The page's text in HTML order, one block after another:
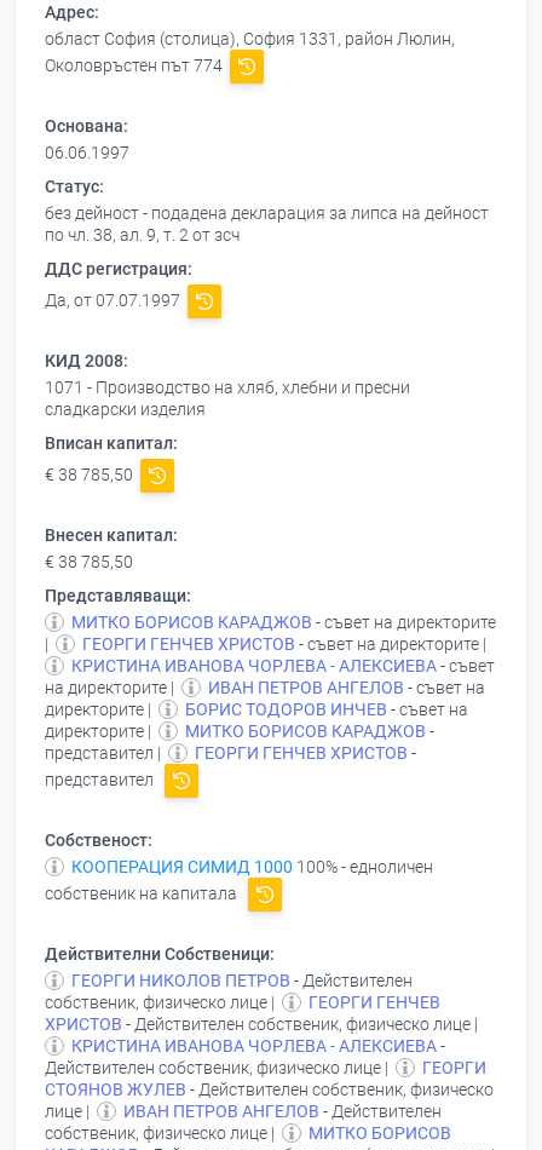
Адрес:
област София (столица), София 1331, район Люлин,
Околовръстен път 774
Основана:
06.06.1997
Статус:
без дейност - подадена декларация за липса на дейност
по чл. 38, ал. 9, т. 2 от зсч
ДДС регистрация:
Да, от 07.07.1997
КИД 2008:
1071 - Производство на хляб, хлебни и пресни
сладкарски изделия
Вписан капитал:
€ 38 785,50
Внесен капитал:
€ 38 785,50
Представляващи:
МИТКО БОРИСОВ КАРАДЖОВ - съвет на директорите
|
ГЕОРГИ ГЕНЧЕВ ХРИСТОВ - съвет на директорите |
КРИСТИНА ИВАНОВА ЧОРЛЕВА - АЛЕКСИЕВА- съвет
на директорите |
ИВАН ПЕТРОВ АНГЕЛОВ - съвет на
директорите |
БОРИС ТОДОРОВ ИНЧЕВ - съвет на
директорите |
МИТКО БОРИСОВ КАРАДЖОВ -
представител |
ГЕОРГИ ГЕНЧЕВ ХРИСТОВ -
представител
Собственост:
КООПЕРАЦИЯ СИМИД 1000 100% - едноличен
собственик на капитала
Действителни Собственици:
ГЕОРГИ НИКОЛОВ ПЕТРОВ - Действителен
собственик, физическо лице |
ГЕОРГИ ГЕНЧЕВ
ХРИСТОВ - Действителен собственик, физическо лице |
КРИСТИНА ИВАНОВА ЧОРЛЕВА - АЛЕКСИЕВА-
Действителен собственик, физическо лице |
ГЕОРГИ
СТОЯНОВ ЖУЛЕВ - Действителен собственик, физическо
лице |
ИВАН ПЕТРОВ АНГЕЛОВ - Действителен
собственик, физическо лице |
МИТКО БОРИСОВ